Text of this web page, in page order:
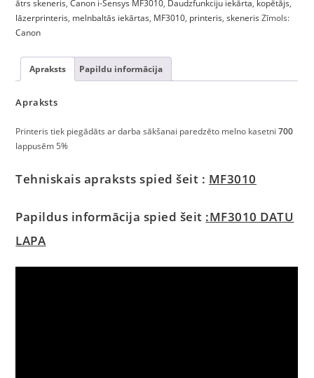
ātrs skeneris,Canon i-Sensys MF3010, Daudzfunkciju iekārta, kopētājs,
lāzerprinteris, melnbaltās iekārtas, MF3010, printeris,skeneris Zīmols:
Canon
Apraksts Papildu informācija
Apraksts
Printeris tiek piegādāts ar darba sākšanai paredzēto melno kasetni700
lappusēm 5%
Tehniskais apraksts spied šeit : MF3010
Papildus informācija spied šeit :MF3010 DATU
LAPA